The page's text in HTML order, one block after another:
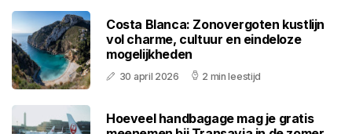
Costa Blanca: Zonovergoten kustlijn
vol charme, cultuur en eindeloze
mogelijkheden
30 april 2026 2 min leestijd
Hoeveel handbagage mag je gratis